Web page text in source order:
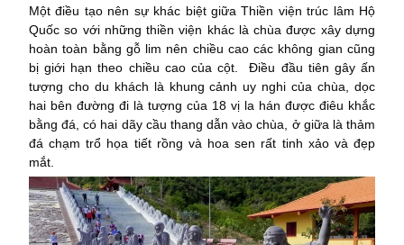
Một điều tạo nên sự khác biệt giữa Thiền viện trúc lâm Hộ
Quốc so với những thiền viện khác là chùa được xây dựng
hoàn toàn bằng gỗ lim nên chiều cao các không gian cũng
bị giới hạn theo chiều cao của cột. Điều đầu tiên gây ấn
tượng cho du khách là khung cảnh uy nghi của chùa, dọc
hai bên đường đi là tượng của 18 vị la hán được điêu khắc
bằng đá, có hai dãy cầu thang dẫn vào chùa, ở giữa là thảm
đá chạm trổ họa tiết rồng và hoa sen rất tinh xảo và đẹp
mắt.